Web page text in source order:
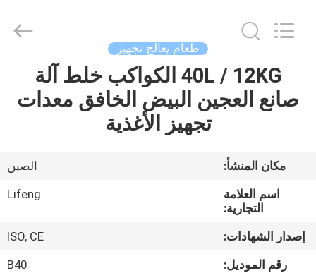
أشرطة
فيديو
معلومات
equipments
limited.
طعام يعالج تجهيز
40L / 12KG الكواكب خلط آلة
صانع العجين البيض الخافق معدات
تجهيز الأغذية
مكان المنشأ:
الصين
اسم العلامة
التجارية:
Lifeng
إصدار الشهادات:
ISO, CE
رقم الموديل:
B40